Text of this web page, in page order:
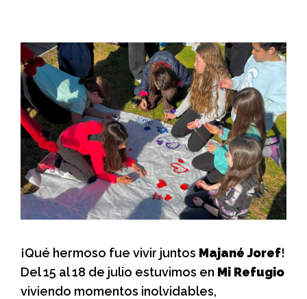
¡Qué hermoso fue vivir juntos Majané Joref!
Del 15 al 18 de julio estuvimos en Mi Refugio
viviendo momentos inolvidables,